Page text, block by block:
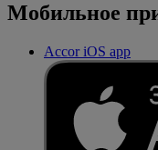
Мобильное
Accor iOS app